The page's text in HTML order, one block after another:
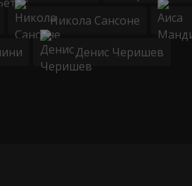
Никола Сансоне
Денис Черишев